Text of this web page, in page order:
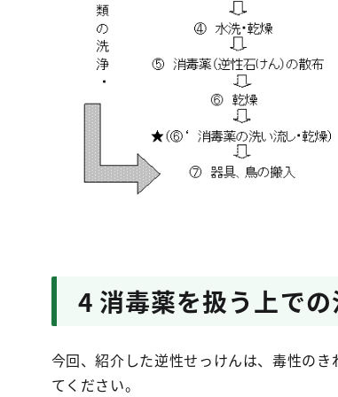
4 消毒薬を扱う上で
今回、紹介した逆性せっけんは、毒性の
てください。